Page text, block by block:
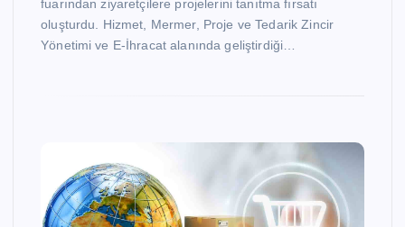
fuarından ziyaretçilere projelerini tanıtma fırsatı
oluşturdu. Hizmet, Mermer, Proje ve Tedarik Zincir
Yönetimi ve E-İhracat alanında geliştirdiği…